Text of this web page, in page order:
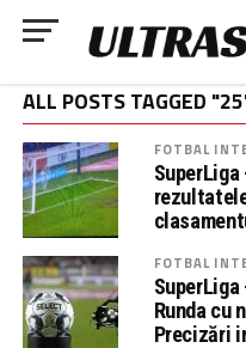
ALL POSTS TAGGED
FOTBAL
FOTBAL
Runda cu
Precizări